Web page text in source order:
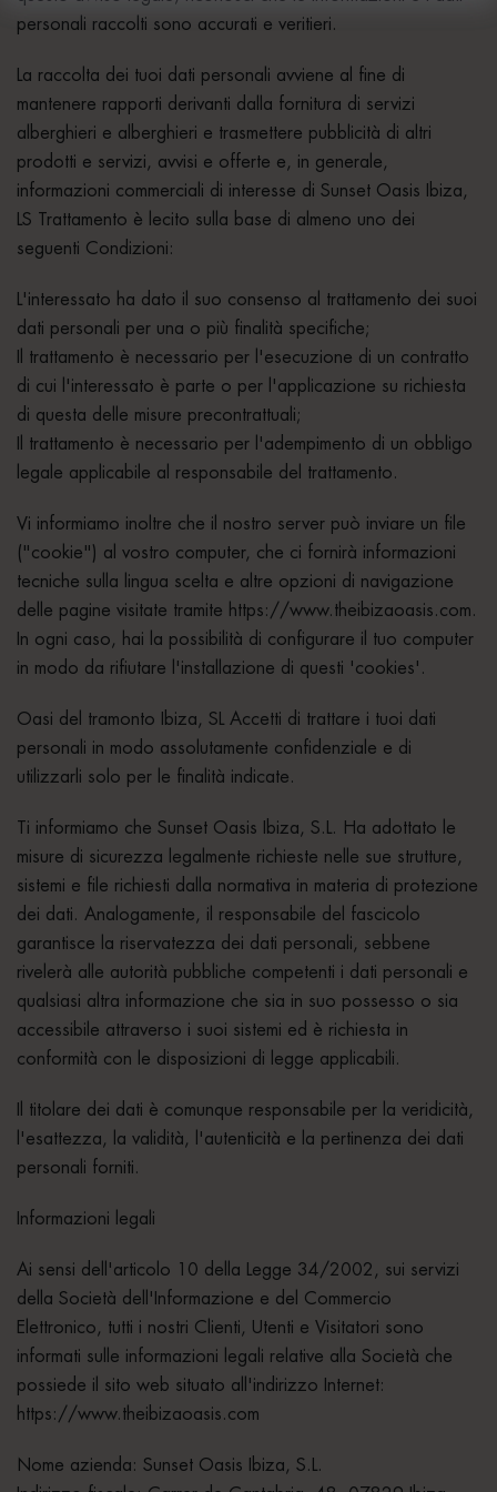
personali raccolti sono accurati e veritieri.
La raccolta dei tuoi dati personali avviene al fine di
mantenere rapporti derivanti dalla fornitura di servizi
alberghieri e alberghieri e trasmettere pubblicità di altri
prodotti e servizi, avvisi e offerte e, in generale,
informazioni commerciali di interesse di Sunset Oasis Ibiza,
LS Trattamento è lecito sulla base di almeno uno dei
seguenti Condizioni:
L'interessato ha dato il suo consenso al trattamento dei suoi
dati personali per una o più finalità specifiche;
Il trattamento è necessario per l'esecuzione di un contratto
di cui l'interessato è parte o per l'applicazione su richiesta
di questa delle misure precontrattuali;
Il trattamento è necessario per l'adempimento di un obbligo
legale applicabile al responsabile del trattamento.
Vi informiamo inoltre che il nostro server può inviare un file
("cookie") al vostro computer, che ci fornirà informazioni
tecniche sulla lingua scelta e altre opzioni di navigazione
delle pagine visitate tramite https://www.theibizaoasis.com.
In ogni caso, hai la possibilità di configurare il tuo computer
in modo da rifiutare l'installazione di questi 'cookies'.
Oasi del tramonto Ibiza, SL Accetti di trattare i tuoi dati
personali in modo assolutamente confidenziale e di
utilizzarli solo per le finalità indicate.
Ti informiamo che Sunset Oasis Ibiza, S.L. Ha adottato le
misure di sicurezza legalmente richieste nelle sue strutture,
sistemi e file richiesti dalla normativa in materia di protezione
dei dati. Analogamente, il responsabile del fascicolo
garantisce la riservatezza dei dati personali, sebbene
rivelerà alle autorità pubbliche competenti i dati personali e
qualsiasi altra informazione che sia in suo possesso o sia
accessibile attraverso i suoi sistemi ed è richiesta in
conformità con le disposizioni di legge applicabili.
Il titolare dei dati è comunque responsabile per la veridicità,
l'esattezza, la validità, l'autenticità e la pertinenza dei dati
personali forniti.
Informazioni legali
Ai sensi dell'articolo 10 della Legge 34/2002, sui servizi
della Società dell'Informazione e del Commercio
Elettronico, tutti i nostri Clienti, Utenti e Visitatori sono
informati sulle informazioni legali relative alla Società che
possiede il sito web situato all'indirizzo Internet:
https://www.theibizaoasis.com
Nome azienda: Sunset Oasis Ibiza, S.L.